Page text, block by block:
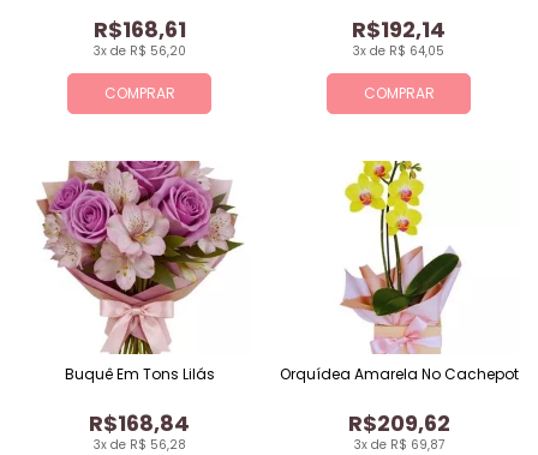
COMPRAR
3x de R$ 56,20
R$168,61
COMPRAR
3x de R$ 64,05
R$192,14
3x de R$ 56,28
R$168,84
Buquê Em Tons Lilás
3x de R$ 69,87
R$209,62
Orquídea Amarela No Cachepot